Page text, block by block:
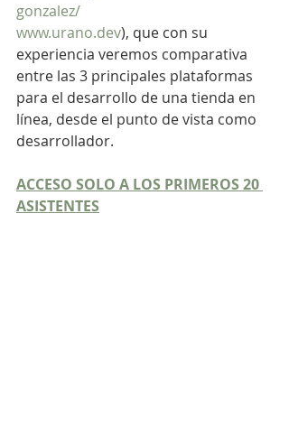
gonzalez/
www.urano.dev), que con su
experiencia veremos comparativa
entre las 3 principales plataformas
para el desarrollo de una tienda en
línea, desde el punto de vista como
desarrollador.
ACCESO SOLO A LOS PRIMEROS 20
ASISTENTES